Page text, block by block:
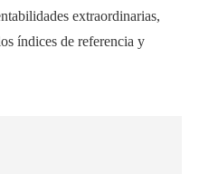
extraordinarias,
índices de referencia y